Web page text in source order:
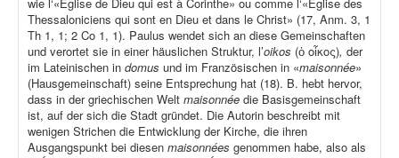
Thessaloniciens qui sont en Dieu et dans le Christ» (17, Anm. 3, 1
Th 1, 1; 2 Co 1, 1). Paulus wendet sich an diese Gemeinschaften
und verortet sie in einer häuslichen Struktur, l’oikos (ὁ οἶκος), der
im Lateinischen in domus und im Französischen in «maisonnée»
(Hausgemeinschaft) seine Entsprechung hat (18). B. hebt hervor,
dass in der griechischen Welt maisonnée die Basisgemeinschaft
ist, auf der sich die Stadt gründet. Die Autorin beschreibt mit
wenigen Strichen die Entwicklung der Kirche, die ihren
Ausgangspunkt bei diesen maisonnées genommen habe, also als